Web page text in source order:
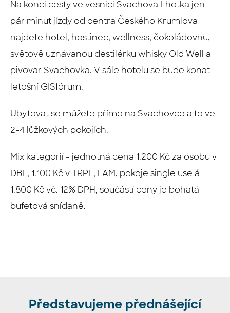
Na konci cesty ve vesnici Svachova Lhotka jen
pár minut jízdy od centra Českého Krumlova
najdete hotel, hostinec, wellness, čokoládovnu,
světově uznávanou destilérku whisky Old Well a
pivovar Svachovka. V sále hotelu se bude konat
letošní GISfórum.
Ubytovat se můžete přímo na Svachovce a to ve
2-4 lůžkových pokojích.
Mix kategorií - jednotná cena 1.200 Kč za osobu v
DBL, 1.100 Kč v TRPL, FAM, pokoje single use á
1.800 Kč vč. 12% DPH, součástí ceny je bohatá
bufetová snídaně.
Představujeme přednášející